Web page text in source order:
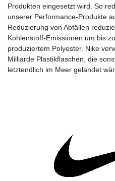
Produkten eingesetzt wird. So
unserer Performance-Produkte
Reduzierung von Abfällen
Kohlenstoff-Emissionen um bis
produziertem Polyester. Nike
Milliarde Plastikflaschen, die
letztendlich im Meer gelandet